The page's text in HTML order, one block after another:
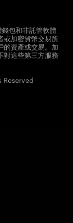
包和非託管軟體
或加密貨幣交易所
的資產或交易。加
對這些第三方服務